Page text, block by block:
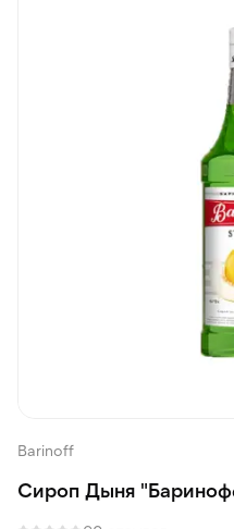
Barinoff
Сироп Дыня